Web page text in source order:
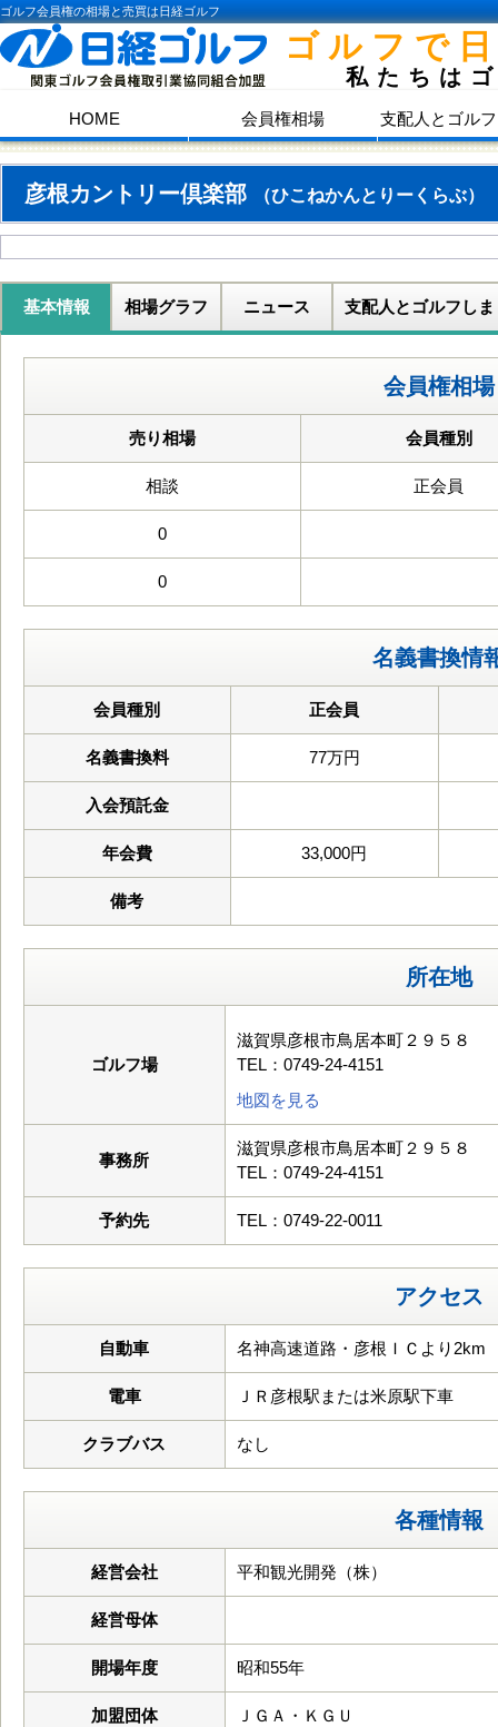
ゴルフ会員権の相場と売買は日経ゴルフ
ゴルフで
私たちは
HOME 会員権相場 支配人とゴル
彦根カントリー倶楽部 （ひこねかんとりーくらぶ）
基本情報 相場グラフ ニュース 支配人とゴルフしま
会員権相場
売り相場 会員種別
相談 正会員
0
0
名義書換情
会員種別 正会員
名義書換料 77万円
入会預託金
年会費 33,000円
備考
所在地
ゴルフ場
滋賀県彦根市鳥居本町２９５８
TEL：0749-24-4151
地図を見る
事務所
滋賀県彦根市鳥居本町２９５８
TEL：0749-24-4151
予約先 TEL：0749-22-0011
アクセス
自動車 名神高速道路・彦根ＩＣより2km
電車 ＪＲ彦根駅または米原駅下車
クラブバス なし
各種情報
経営会社 平和観光開発（株）
経営母体
開場年度 昭和55年
加盟団体 ＪＧＡ・ＫＧＵ